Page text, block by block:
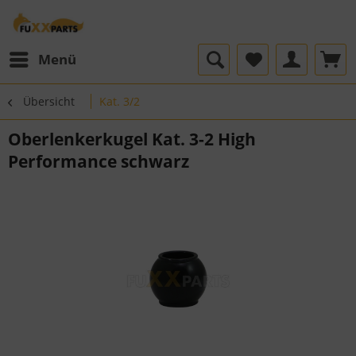
Menü
Übersicht Kat. 3/2
Oberlenkerkugel Kat. 3-2 High
Performance schwarz